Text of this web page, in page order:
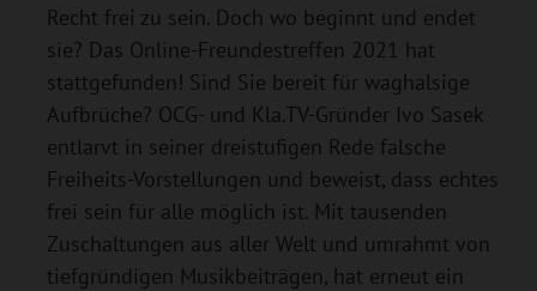
Recht frei zu sein. Doch wo beginnt und endet
sie? Das Online-Freundestreffen 2021 hat
stattgefunden! Sind Sie bereit für waghalsige
Aufbrüche? OCG- und Kla.TV-Gründer Ivo Sasek
entlarvt in seiner dreistufigen Rede falsche
Freiheits-Vorstellungen und beweist, dass echtes
frei sein für alle möglich ist. Mit tausenden
Zuschaltungen aus aller Welt und umrahmt von
tiefgründigen Musikbeiträgen, hat erneut ein